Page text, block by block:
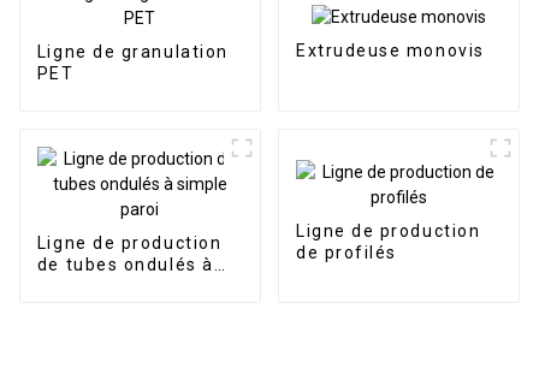
Ligne de granulation
PET
Extrudeuse monovis
Ligne de production
de tubes ondulés à
Ligne de production
de profilés